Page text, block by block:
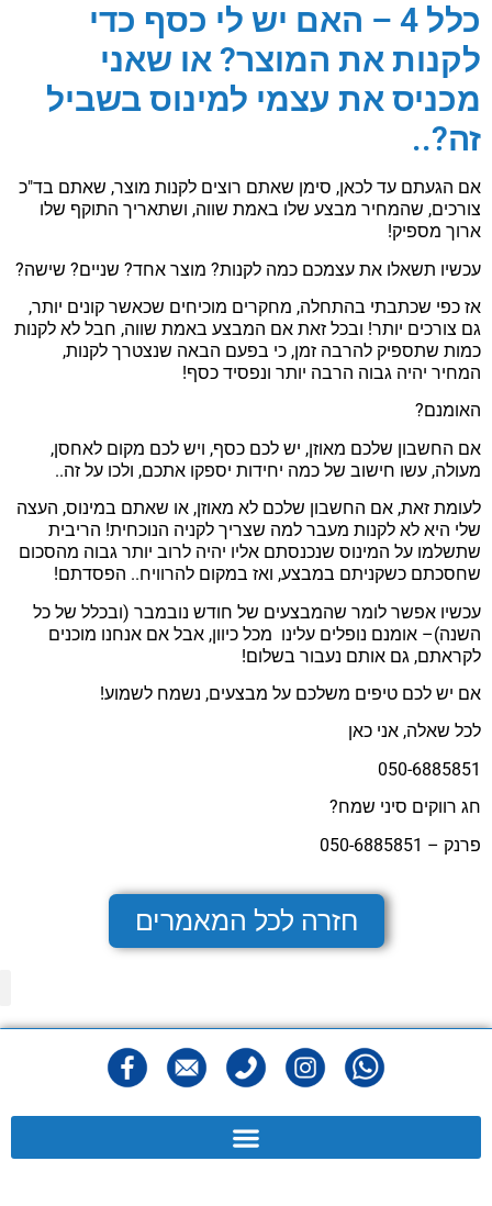
כלל 4 – האם יש לי כסף כדי
לקנות את המוצר? או שאני
מכניס את עצמי למינוס בשביל
זה?..
אם הגעתם עד לכאן, סימן שאתם רוצים לקנות מוצר, שאתם בד"כ
צורכים, שהמחיר מבצע שלו באמת שווה, ושתאריך התוקף שלו
ארוך מספיק!
עכשיו תשאלו את עצמכם כמה לקנות? מוצר אחד? שניים? שישה?
אז כפי שכתבתי בהתחלה, מחקרים מוכיחים שכאשר קונים יותר,
גם צורכים יותר! ובכל זאת אם המבצע באמת שווה, חבל לא לקנות
כמות שתספיק להרבה זמן, כי בפעם הבאה שנצטרך לקנות,
המחיר יהיה גבוה הרבה יותר ונפסיד כסף!
האומנם?
אם החשבון שלכם מאוזן, יש לכם כסף, ויש לכם מקום לאחסן,
מעולה, עשו חישוב של כמה יחידות יספקו אתכם, ולכו על זה..
לעומת זאת, אם החשבון שלכם לא מאוזן, או שאתם במינוס, העצה
שלי היא לא לקנות מעבר למה שצריך לקניה הנוכחית! הריבית
שתשלמו על המינוס שנכנסתם אליו יהיה לרוב יותר גבוה מהסכום
שחסכתם כשקניתם במבצע, ואז במקום להרוויח.. הפסדתם!
עכשיו אפשר לומר שהמבצעים של חודש נובמבר (ובכלל של כל
השנה)– אומנם נופלים עלינו מכל כיוון, אבל אם אנחנו מוכנים
לקראתם, גם אותם נעבור בשלום!
אם יש לכם טיפים משלכם על מבצעים, נשמח לשמוע!
לכל שאלה, אני כאן
050-6885851
חג רווקים סיני שמח?
פרנק – 050-6885851
חזרה לכל המאמרים